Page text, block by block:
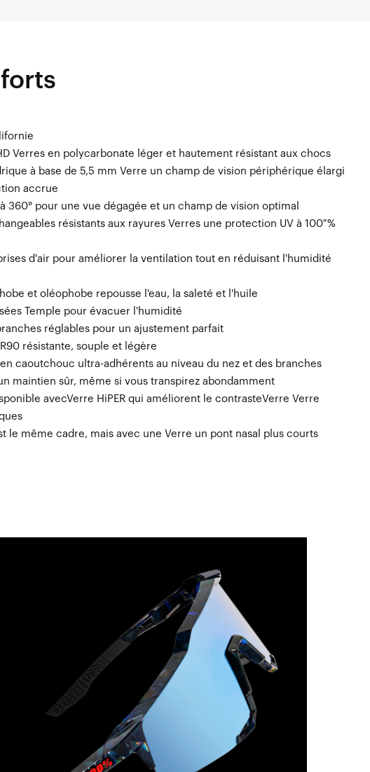
Verres en polycarbonate léger et hautement résistant aux chocs
à base de 5,5 mm Verre un champ de vision périphérique élargi
accrue
360° pour une vue dégagée et un champ de vision optimal
résistants aux rayures Verres une protection UV à 100 %
d'air pour améliorer la ventilation tout en réduisant l'humidité
et oléophobe repousse l'eau, la saleté et l'huile
Temple pour évacuer l'humidité
réglables pour un ajustement parfait
résistante, souple et légère
caoutchouc ultra-adhérents au niveau du nez et des branches
maintien sûr, même si vous transpirez abondamment
avecVerre HiPER qui améliorent le contrasteVerre Verre
le même cadre, mais avec une Verre un pont nasal plus courts